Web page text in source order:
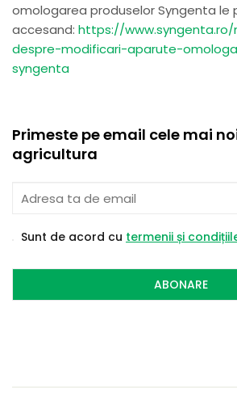
omologarea produselor Syngenta le
accesand: https://
despre-modificari-aparute-
syngenta
Primeste pe email cele mai
agricultura
Sunt de acord cu termenii și
ABONARE